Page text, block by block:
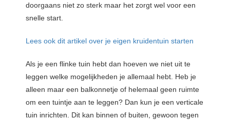
doorgaans niet zo sterk maar het zorgt wel voor een
snelle start.
Lees ook dit artikel over je eigen kruidentuin starten
Als je een flinke tuin hebt dan hoeven we niet uit te
leggen welke mogelijkheden je allemaal hebt. Heb je
alleen maar een balkonnetje of helemaal geen ruimte
om een tuintje aan te leggen? Dan kun je een verticale
tuin inrichten. Dit kan binnen of buiten, gewoon tegen